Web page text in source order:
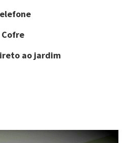
Cofre
ao jardim